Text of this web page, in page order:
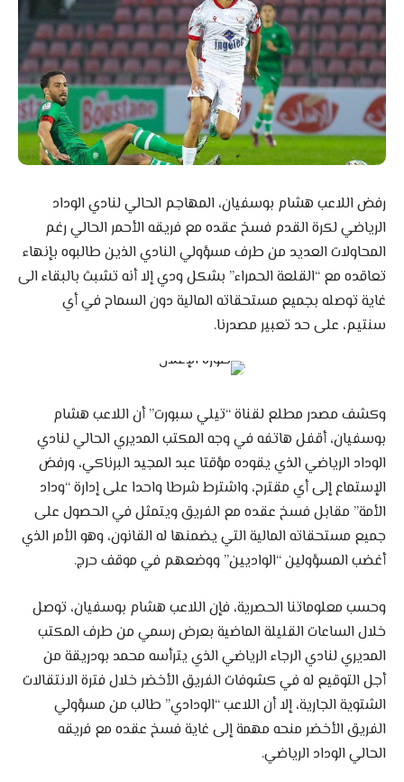
رفض اللاعب هشام بوسفيان، المهاجم الحالي لنادي الوداد
الرياضي لكرة القدم فسخ عقده مع فريقه الأحمر الحالي رغم
المحاولات العديد من طرف مسؤولي النادي الذين طالبوه بإنهاء
تعاقده مع “القلعة الحمراء” بشكل ودي إلا أنه تشبث بالبقاء الى
غاية توصله بجميع مستحقاته المالية دون السماح في أي
سنتيم، على حد تعبير مصدرنا.
وكشف مصدر مطلع لقناة “تيلي سبورت” أن اللاعب هشام
بوسفيان، أقفل هاتفه في وجه المكتب المديري الحالي لنادي
الوداد الرياضي الذي يقوده مؤقتا عبد المجيد البرناكي، ورفض
الإستماع إلى أي مقترح، واشترط شرطا واحدا على إدارة “وداد
الأمة” مقابل فسخ عقده مع الفريق ويتمثل في الحصول على
جميع مستحقاته المالية التي يضمنها له القانون، وهو الأمر الذي
أغضب المسؤولين “الواديين” ووضعهم في موقف حرج.
وحسب معلوماتنا الحصرية، فإن اللاعب هشام بوسفيان، توصل
خلال الساعات القليلة الماضية بعرض رسمي من طرف المكتب
المديري لنادي الرجاء الرياضي الذي يترأسه محمد بودريقة من
أجل التوقيع له في كشوفات الفريق الأخضر خلال فترة الانتقالات
الشتوية الجارية، إلا أن اللاعب “الودادي” طالب من مسؤولي
الفريق الأخضر منحه مهمة إلى غاية فسخ عقده مع فريقه
الحالي الوداد الرياضي.